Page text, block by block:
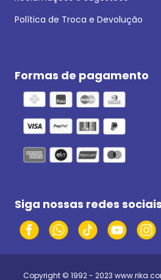
Política de Troca e Devolução
Formas de pagamento
Siga nossas redes sociais
Copyright © 1992 - 2023